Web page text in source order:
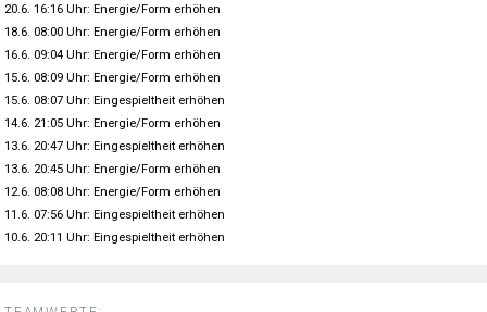
20.6. 16:16 Uhr: Energie/Form erhöhen
18.6. 08:00 Uhr: Energie/Form erhöhen
16.6. 09:04 Uhr: Energie/Form erhöhen
15.6. 08:09 Uhr: Energie/Form erhöhen
15.6. 08:07 Uhr: Eingespieltheit erhöhen
14.6. 21:05 Uhr: Energie/Form erhöhen
13.6. 20:47 Uhr: Eingespieltheit erhöhen
13.6. 20:45 Uhr: Energie/Form erhöhen
12.6. 08:08 Uhr: Energie/Form erhöhen
11.6. 07:56 Uhr: Eingespieltheit erhöhen
10.6. 20:11 Uhr: Eingespieltheit erhöhen